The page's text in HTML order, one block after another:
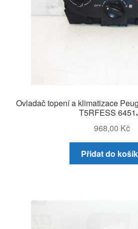
Ovladač topení a klimatizace
T5RFESS
968,00 Kč
Přidat do